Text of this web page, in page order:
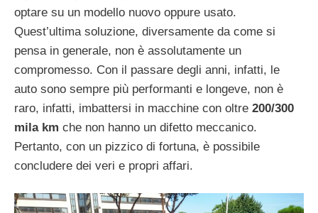
optare su un modello nuovo oppure usato.
Quest’ultima soluzione, diversamente da come si
pensa in generale, non è assolutamente un
compromesso. Con il passare degli anni, infatti, le
auto sono sempre più performanti e longeve, non è
raro, infatti, imbattersi in macchine con oltre 200/300
mila km che non hanno un difetto meccanico.
Pertanto, con un pizzico di fortuna, è possibile
concludere dei veri e propri affari.